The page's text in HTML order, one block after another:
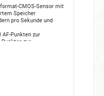
CMOS-Sensor mit
Speicher
pro Sekunde und
AF-Punkten zur
Punkten zur